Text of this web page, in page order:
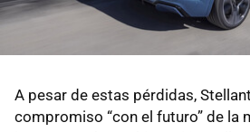
A pesar de estas pérdidas,
compromiso “con el futuro” de la